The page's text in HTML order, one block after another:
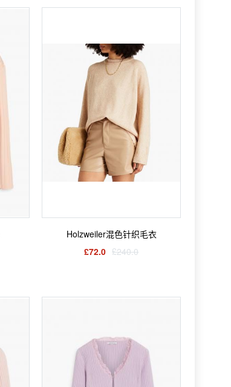
Holzweiler混色针织毛衣
£72.0 £240.0